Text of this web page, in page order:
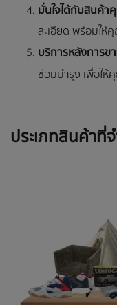
มั่นใจได้กับสินค้
ละเอียด พร้อมให้
บริการหลังการขา
ซ่อมบำรุง เพื่อให้
ประเภทสินค้าที่